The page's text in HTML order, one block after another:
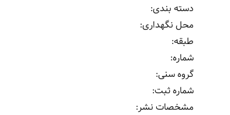
دسته بندی:
محل نگهداری:
طبقه:
شماره:
گروه سنی:
شماره ثبت:
مشخصات نشر: ‏‫